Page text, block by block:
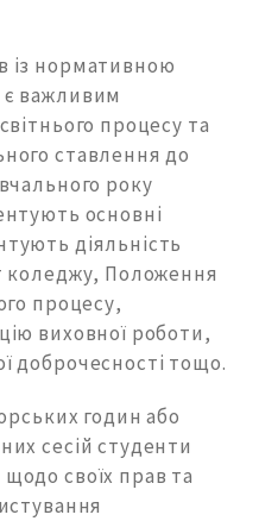
із нормативною
важливим
процесу та
ставлення до
року
основні
діяльність
коледжу, Положення
процесу,
виховної роботи,
доброчесності тощо.
годин або
сесій студенти
своїх прав та